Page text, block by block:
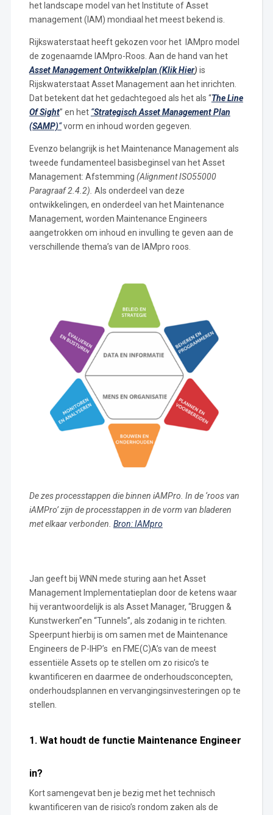
het landscape model van het Institute of Asset
management (IAM) mondiaal het meest bekend is.
Rijkswaterstaat heeft gekozen voor het IAMpro model
de zogenaamde IAMpro-Roos. Aan de hand van het
Asset Management Ontwikkelplan (Klik Hier) is
Rijskwaterstaat Asset Management aan het inrichten.
Dat betekent dat het gedachtegoed als het als “The Line
Of Sight” en het “Strategisch Asset Management Plan
(SAMP)“vorm en inhoud worden gegeven.
Evenzo belangrijk is het Maintenance Management als
tweede fundamenteel basisbeginsel van het Asset
Management: Afstemming (Alignment ISO55000
Paragraaf 2.4.2). Als onderdeel van deze
ontwikkelingen, en onderdeel van het Maintenance
Management, worden Maintenance Engineers
aangetrokken om inhoud en invulling te geven aan de
verschillende thema’s van de IAMpro roos.
De zes processtappen die binnen iAMPro. In de ‘roos van
iAMPro’ zijn de processtappen in de vorm van bladeren
met elkaar verbonden. Bron: IAMpro
Jan geeft bij WNN mede sturing aan het Asset
Management Implementatieplan door de ketens waar
hij verantwoordelijk is als Asset Manager, “Bruggen &
Kunstwerken”en “Tunnels”, als zodanig in te richten.
Speerpunt hierbij is om samen met de Maintenance
Engineers de P-IHP’s en FME(C)A’s van de meest
essentiële Assets op te stellen om zo risico’s te
kwantificeren en daarmee de onderhoudsconcepten,
onderhoudsplannen en vervangingsinvesteringen op te
stellen.
1. Wat houdt de functie Maintenance Engineer
in?
Kort samengevat ben je bezig met het technisch
kwantificeren van de risico’s rondom zaken als de